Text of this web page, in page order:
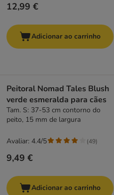
12,99 €
Adicionar ao carrinho
Peitoral Nomad Tales Blush
verde esmeralda para cães
Tam. S: 37-53 cm contorno do
peito, 15 mm de largura
9,49 €
Avaliar: 4.4/5 (49)
Adicionar ao carrinho